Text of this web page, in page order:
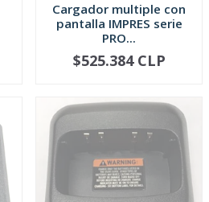
Cargador multiple con
pantalla IMPRES serie
PRO...
AGOTADO
$525.384 CLP